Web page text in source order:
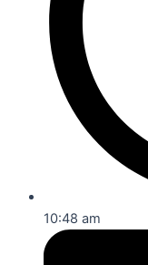
10:48 am